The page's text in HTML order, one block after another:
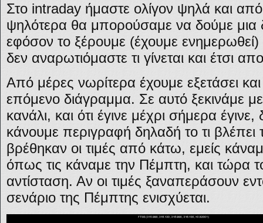
Στο intraday ήμαστε ολίγον ψηλά και
ψηλότερα θα μπορούσαμε να δούμε μια
εφόσον το ξέρουμε (έχουμε ενημερωθεί)
δεν αναρωτιόμαστε τι γίνεται και έτσι
Από μέρες νωρίτερα έχουμε εξετάσει
επόμενο διάγραμμα. Σε αυτό ξεκινάμε
κανάλι, και ότι έγινε μέχρι σήμερα
κάνουμε περιγραφή δηλαδή το τι
βρέθηκαν οι τιμές από κάτω, εμείς
όπως τις κάναμε την Πέμπτη, και τώρα
αντίσταση. Αν οι τιμές ξαναπεράσουν
σενάριο της Πέμπτης ενισχύεται.